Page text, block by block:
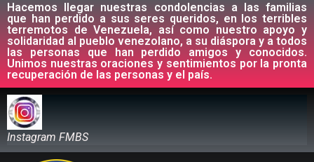
Hacemos llegar nuestras condolencias a las familias
que han perdido a sus seres queridos, en los terribles
terremotos de Venezuela, así como nuestro apoyo y
solidaridad al pueblo venezolano, a su diáspora y a todos
las personas que han perdido amigos y conocidos.
Unimos nuestras oraciones y sentimientos por la pronta
recuperación de las personas y el país.
Instagram FMBS